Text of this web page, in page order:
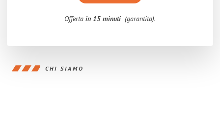
Offerta in 15 minuti (garantita).
CHI SIAMO